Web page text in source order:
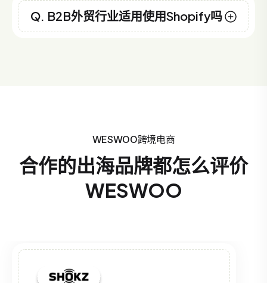
Q. B2B外贸行业适用使用Shopify吗
WESWOO跨境电商
合作的出海品牌都怎么评价
WESWOO